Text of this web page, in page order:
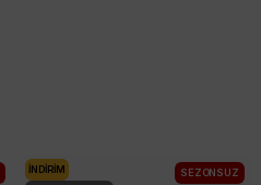
İNDIRIM SEZONSUZ